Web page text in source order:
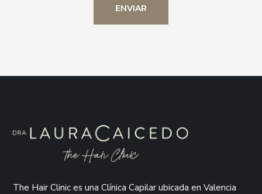
ENVIAR
The Hair Clinic es una Clínica Capilar ubicada en Valencia